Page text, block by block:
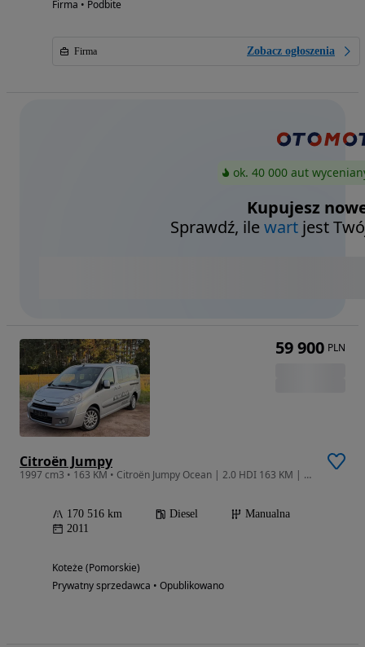
Firma • Podbite
Firma Zobacz ogłoszenia
ok. 40 000 aut
Kupujesz
Sprawdź, ilewart jest
Citroën Jumpy
1997 cm3 • 163 KM • Citroën Jumpy Ocean | 2.0 HDI 163 KM | Unikatowa wersja Camper/Multiva
170 516 km Diesel
Manualna
2011
Koteże (Pomorskie)
Prywatny sprzedawca • Opublikowano
59 900 PLN